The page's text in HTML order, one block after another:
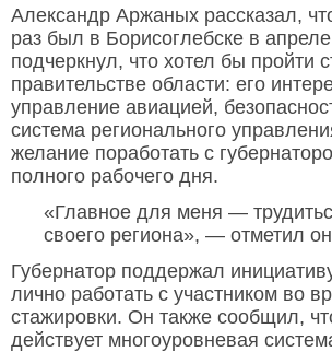
Александр Аржаных рассказал,
раз был в Борисоглебске в
подчеркнул, что хотел бы пройти
правительстве области: его
управление авиацией,
система регионального
желание поработать с
полного рабочего дня.
«Главное для меня —
своего региона», — отметил
Губернатор поддержал
лично работать с участником во
стажировки. Он также сообщил,
действует многоуровневая